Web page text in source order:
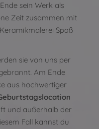
sein Werk als
Zeit zusammen mit
Spaß
sie von uns per
Am Ende
aus hochwertiger
und außerhalb der
Fall kannst du